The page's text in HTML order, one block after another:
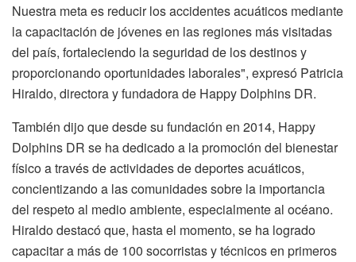
Nuestra meta es reducir los accidentes acuáticos mediante
la capacitación de jóvenes en las regiones más visitadas
del país, fortaleciendo la seguridad de los destinos y
proporcionando oportunidades laborales", expresó Patricia
Hiraldo, directora y fundadora de Happy Dolphins DR.
También dijo que desde su fundación en 2014, Happy
Dolphins DR se ha dedicado a la promoción del bienestar
físico a través de actividades de deportes acuáticos,
concientizando a las comunidades sobre la importancia
del respeto al medio ambiente, especialmente al océano.
Hiraldo destacó que, hasta el momento, se ha logrado
capacitar a más de 100 socorristas y técnicos en primeros